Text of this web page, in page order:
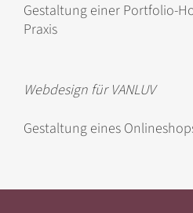
Gestaltung einer Portfolio-
Praxis
Webdesign für VANLUV
Gestaltung eines